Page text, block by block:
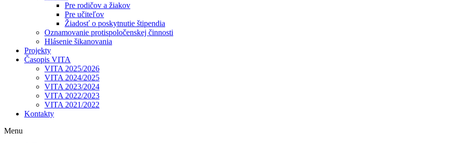
Pre rodičov a žiakov
Pre učiteľov
Žiadosť o poskytnutie štipendia
Oznamovanie protispoločenskej činnosti
Hlásenie šikanovania
Projekty
Časopis VITA
VITA 2025/2026
VITA 2024/2025
VITA 2023/2024
VITA 2022/2023
VITA 2021/2022
Kontakty
Menu